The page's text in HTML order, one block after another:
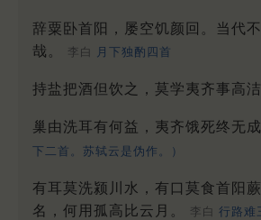
辞粟卧首阳，屡空饥颜回。当代
哉。
李白 月下独酌四首
持盐把酒但饮之，莫学夷齐事高
巢由洗耳有何益，夷齐饿死终无
下二首。苏轼云是伪作。）
有耳莫洗颍川水，有口莫食首阳
名，何用孤高比云月。
李白 行路难